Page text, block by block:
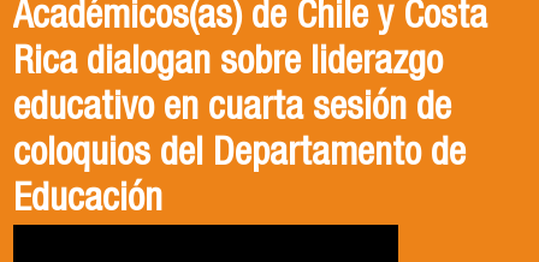
Académicos(as) de Chile y Costa
Rica dialogan sobre liderazgo
educativo en cuarta sesión de
coloquios del Departamento de
Educación